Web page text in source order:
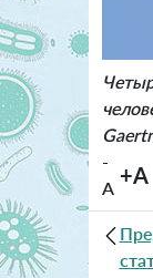
-
A +A